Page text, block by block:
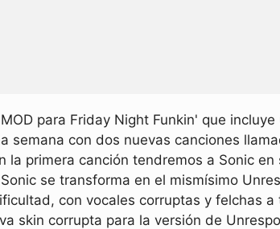
para Friday Night Funkin' que
semana con dos nuevas canciones
primera canción tendremos a Sonic
se transforma en el mismísimo
con vocales corruptas y felchas
skin corrupta para la versión de